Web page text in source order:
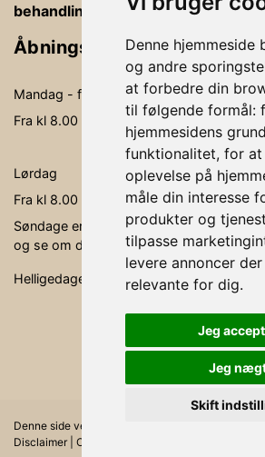
Denne hjemmeside
og andre
at forbedre din
til følgende formål:
hjemmesidens
funktionalitet, for at
oplevelse på
måle din interesse
produkter og
tilpasse
levere annoncer
relevante for dig.
Jeg
Jeg
Skift
behandlingsrummet, betaling og
Åbningstider
Mandag - fredag
Fra kl 8.00 - kl. 20.00 kan der behandles
Lørdag
Fra kl 8.00 - kl. 16.00 kan der behandles
Søndage er ikke faste åbningsdage, men
og se om der er en behandler, der er
Helligedage er klinikken lukket.
Denne side vedligeholdes af FÆRCH A/S |
Disclaimer| Opdater cookie præferencer